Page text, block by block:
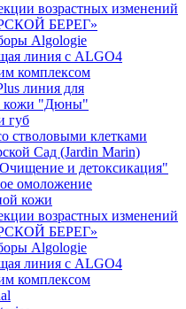
возрастных изменений
БЕРЕГ»
Algologie
линия с ALGO4
комплексом
линия для
кожи "Дюны"
губ
стволовыми клетками
Сад (Jardin Marin)
и детоксикация"
омоложение
кожи
возрастных изменений
БЕРЕГ»
Algologie
линия с ALGO4
комплексом